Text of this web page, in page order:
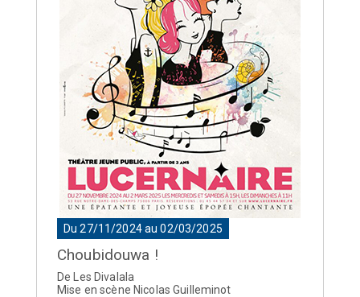
Du 27/11/2024 au 02/03/2025
Choubidouwa !
De Les Divalala
Mise en scène Nicolas Guilleminot